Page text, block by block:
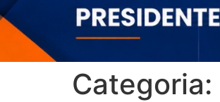
Categoria: